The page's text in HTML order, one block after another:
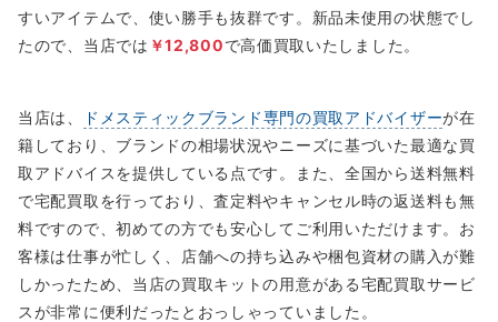
すいアイテムで、使い勝手も抜群です。新品未使用の状態でし
たので、当店では ￥12,800で高価買取いたしました。
当店は、 ドメスティックブランド専門の買取アドバイザーが在
籍しており、ブランドの相場状況やニーズに基づいた最適な買
取アドバイスを提供している点です。また、全国から送料無料
で宅配買取を行っており、査定料やキャンセル時の返送料も無
料ですので、初めての方でも安心してご利用いただけます。お
客様は仕事が忙しく、店舗への持ち込みや梱包資材の購入が難
しかったため、当店の買取キットの用意がある宅配買取サービ
スが非常に便利だったとおっしゃっていました。